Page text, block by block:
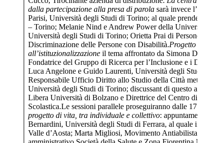
dalla partecipazione alla presa di parola sarà invece
Parisi, Università degli Studi di Torino; al quale
– Torino; Melanie Nind e Andrew Power della University of
Università degli Studi di Torino; Orietta Prai di Persone,
Discriminazione delle Persone con Disabilità.Progetto di vita
all’istituzionalizzazione il tema affrontato da Simona
Fondatrice del Gruppo di Ricerca per l’Inclusione e i
Luca Angelone e Guido Laurenti, Università degli Studi di
Responsabile Ufficio Diritto allo Studio della Città
Università degli Studi di Torino; discussant di questo
Libera Università di Bolzano e Direttrice del Centro di
Scolastica.Le sessioni parallele proseguiranno dalle 17 alle
progetto di vita, tra individuale e collettivo: appuntamento
Bernardini, Università degli Studi di Ferrara, al quale
Valle d’Aosta; Marta Migliosi, Movimento Antiabilista